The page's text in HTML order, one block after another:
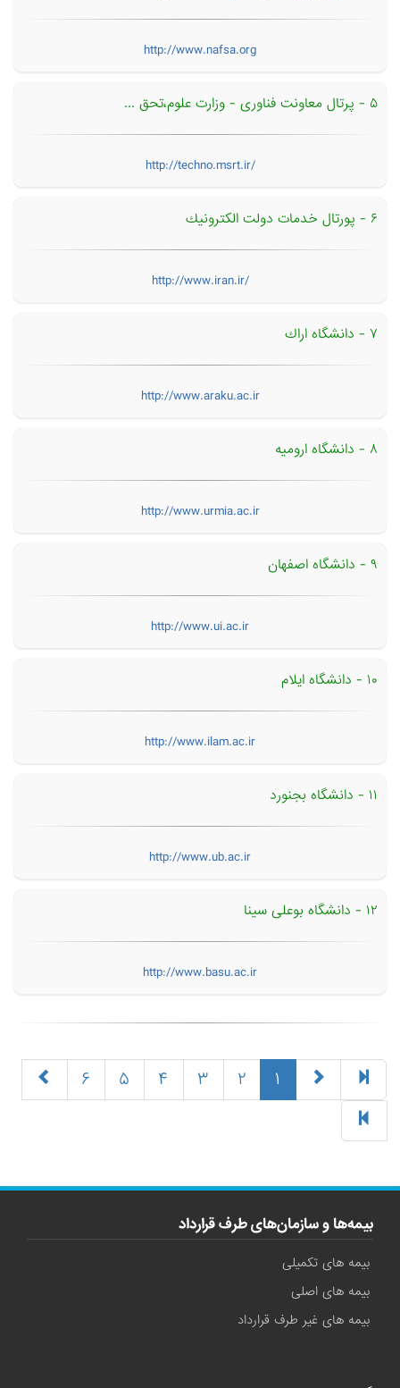
http://www.nafsa.org
۵ - پرتال معاونت فناوری - وزارت علوم،تحق ...
http://techno.msrt.ir/
۶ - پورتال خدمات دولت الكترونیك
http://www.iran.ir/
۷ - دانشگاه اراك
http://www.araku.ac.ir
۸ - دانشگاه ارومیه
http://www.urmia.ac.ir
۹ - دانشگاه اصفهان
http://www.ui.ac.ir
۱۰ - دانشگاه ایلام
http://www.ilam.ac.ir
۱۱ - دانشگاه بجنورد
http://www.ub.ac.ir
۱۲ - دانشگاه بوعلی سینا
http://www.basu.ac.ir
۱ ۲ ۳ ۴ ۵ ۶
بیمه‌ها و سازمان‌های طرف قرارداد
بیمه های تکمیلی
بیمه های اصلی
بیمه های غیر طرف قرارداد